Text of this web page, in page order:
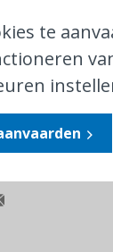
over de
van 1
te